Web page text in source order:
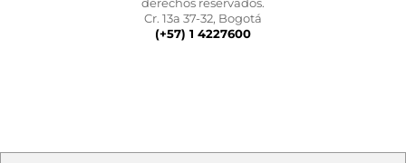
Cr. 13a 37-32, Bogotá
(+57) 1 4227600